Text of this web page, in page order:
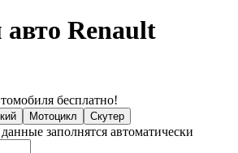
Renault
бесплатно!
Мотоцикл Скутер
заполнятся автоматически